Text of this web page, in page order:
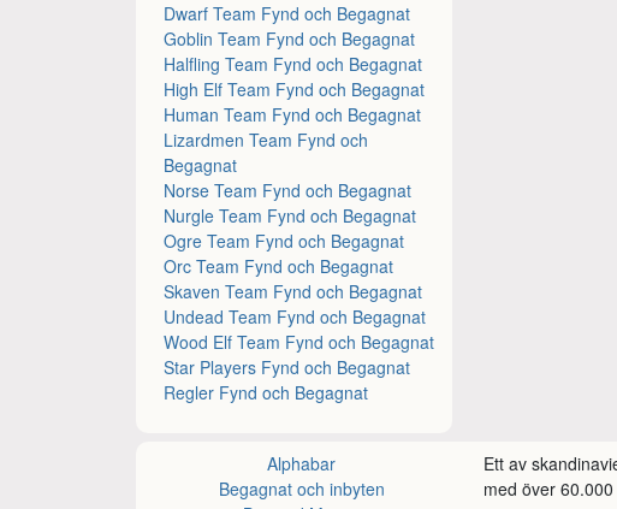
Dwarf Team Fynd och Begagnat
Goblin Team Fynd och Begagnat
Halfling Team Fynd och Begagnat
High Elf Team Fynd och Begagnat
Human Team Fynd och Begagnat
Lizardmen Team Fynd och
Begagnat
Norse Team Fynd och Begagnat
Nurgle Team Fynd och Begagnat
Ogre Team Fynd och Begagnat
Orc Team Fynd och Begagnat
Skaven Team Fynd och Begagnat
Undead Team Fynd och Begagnat
Wood Elf Team Fynd och Begagnat
Star Players Fynd och Begagnat
Regler Fynd och Begagnat
Alphabar
Begagnat och inbyten
Ett av
med över